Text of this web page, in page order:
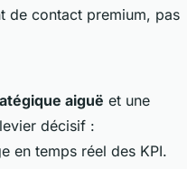
de contact premium, pas
aiguë et une
décisif :
en temps réel des KPI.